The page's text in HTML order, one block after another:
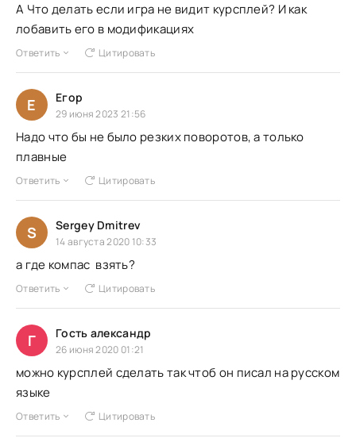
А Что делать если игра не видит курсплей? И как
лобавить его в модификациях
Ответить Цитировать
Е Егор
29 июня 2023 21:56
Надо что бы не было резких поворотов, а только
плавные
Ответить Цитировать
S Sergey Dmitrev
14 августа 2020 10:33
а где компас взять?
Ответить Цитировать
Г Гость александр
26 июня 2020 01:21
можно курсплей сделать так чтоб он писал на русском
языке
Ответить Цитировать